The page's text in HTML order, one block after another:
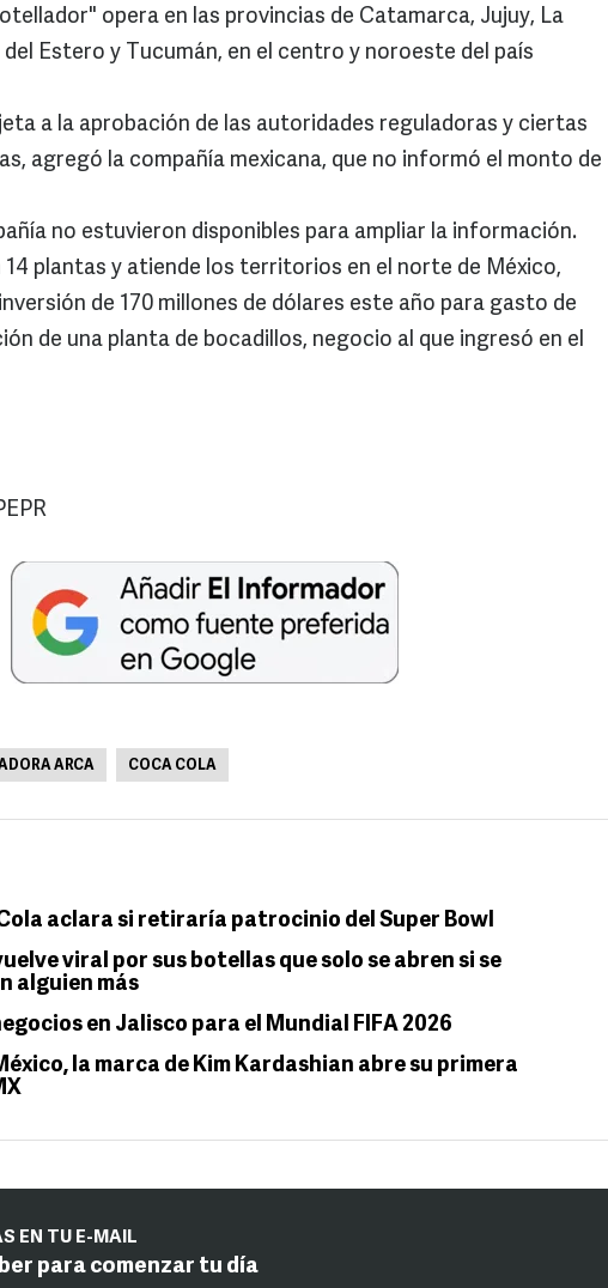
opera en las provincias de Catamarca, Jujuy, La
del Estero y Tucumán, en el centro y noroeste del país
a la aprobación de las autoridades reguladoras y ciertas
agregó la compañía mexicana, que no informó el monto de
no estuvieron disponibles para ampliar la información.
plantas y atiende los territorios en el norte de México,
de 170 millones de dólares este año para gasto de
de una planta de bocadillos, negocio al que ingresó en el
ARCA COCA COLA
aclara si retiraría patrocinio del Super Bowl
viral por sus botellas que solo se abren si se
alguien más
en Jalisco para el Mundial FIFA 2026
la marca de Kim Kardashian abre su primera
EN TU E-MAIL
para comenzar tu día